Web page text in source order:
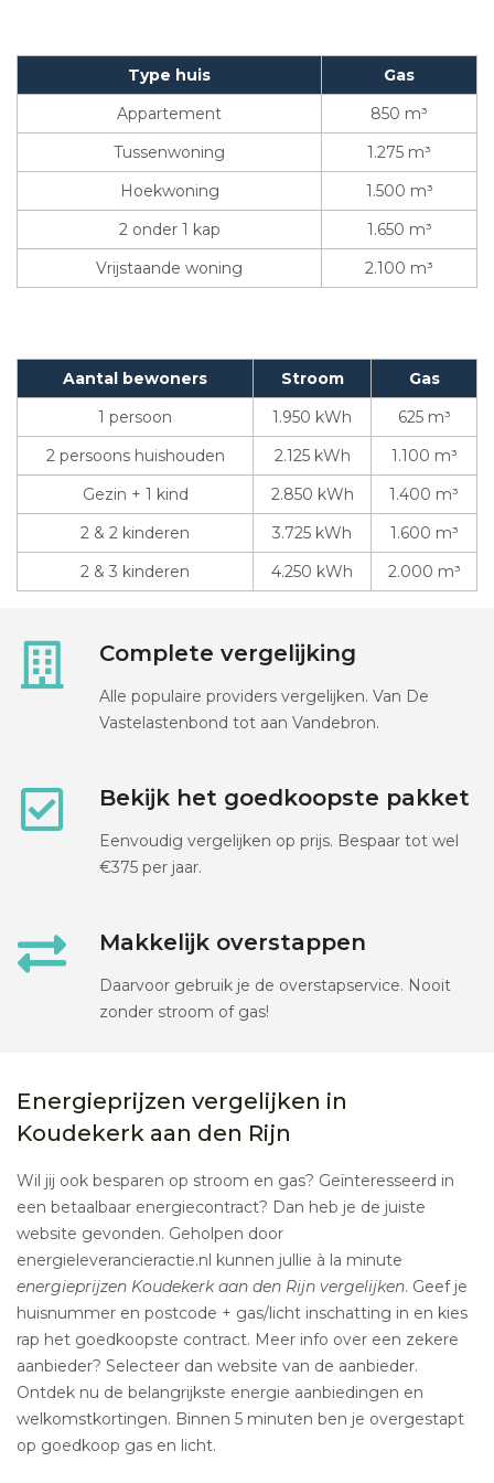
Type huis
Gas
Appartement
850 m³
Tussenwoning
1.275 m³
Hoekwoning
1.500 m³
2 onder 1 kap
1.650 m³
Vrijstaande woning
2.100 m³
Aantal bewoners Stroom
Gas
1 persoon
1.950 kWh
625 m³
2 persoons huishouden
2.125 kWh
1.100 m³
Gezin + 1 kind
2.850 kWh
1.400 m³
2 & 2 kinderen
3.725 kWh
1.600 m³
2 & 3 kinderen
4.250 kWh 2.000 m³
Complete vergelijking
Alle populaire providers vergelijken. Van De
Vastelastenbond tot aan Vandebron.
Bekijk het goedkoopste pakket
Eenvoudig vergelijken op prijs. Bespaar tot wel
€375 per jaar.
Makkelijk overstappen
Daarvoor gebruik je de overstapservice. Nooit
zonder stroom of gas!
Energieprijzen vergelijken in
Koudekerk aan den Rijn
Wil jij ook besparen op stroom en gas? Geïnteresseerd in
een betaalbaar energiecontract? Dan heb je de juiste
website gevonden. Geholpen door
energieleverancieractie.nl kunnen jullie à la minute
energieprijzen Koudekerk aan den Rijn vergelijken. Geef je
huisnummer en postcode + gas/licht inschatting in en kies
rap het goedkoopste contract. Meer info over een zekere
aanbieder? Selecteer dan website van de aanbieder.
Ontdek nu de belangrijkste energie aanbiedingen en
welkomstkortingen. Binnen 5 minuten ben je overgestapt
op goedkoop gas en licht.